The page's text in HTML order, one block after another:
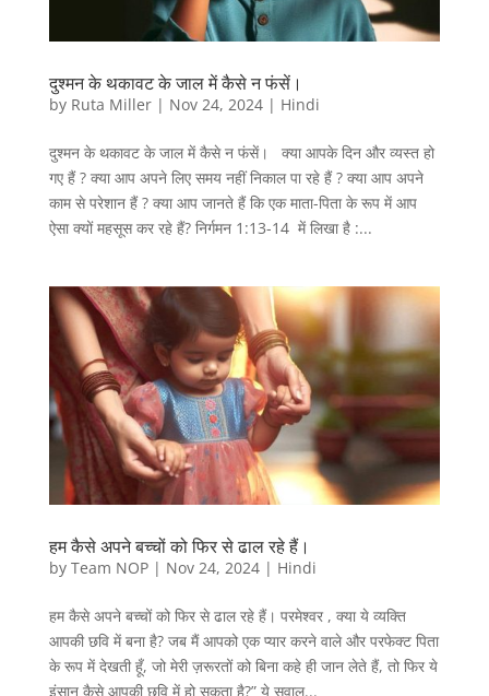
दुश्मन के थकावट के जाल में कैसे न फंसें।
by Ruta Miller| Nov 24, 2024| Hindi
दुश्मन के थकावट के जाल में कैसे न फंसें। क्या आपके दिन और व्यस्त हो
गए हैं ? क्या आप अपने लिए समय नहीं निकाल पा रहे हैं ? क्या आप अपने
काम से परेशान हैं ? क्या आप जानते हैं कि एक माता-पिता के रूप में आप
ऐसा क्यों महसूस कर रहे हैं? निर्गमन 1:13-14 में लिखा है :...
हम कैसे अपने बच्चों को फिर से ढाल रहे हैं।
by Team NOP| Nov 24, 2024| Hindi
हम कैसे अपने बच्चों को फिर से ढाल रहे हैं। परमेश्वर , क्या ये व्यक्ति
आपकी छवि में बना है? जब मैं आपको एक प्यार करने वाले और परफेक्ट पिता
के रूप में देखती हूँ, जो मेरी ज़रूरतों को बिना कहे ही जान लेते हैं, तो फिर ये
इंसान कैसे आपकी छवि में हो सकता है?” ये सवाल...